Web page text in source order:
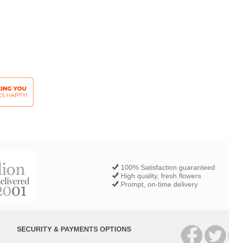
100% Satisfaction guaranteed
High quality, fresh flowers
Prompt, on-time delivery
SECURITY & PAYMENTS OPTIONS